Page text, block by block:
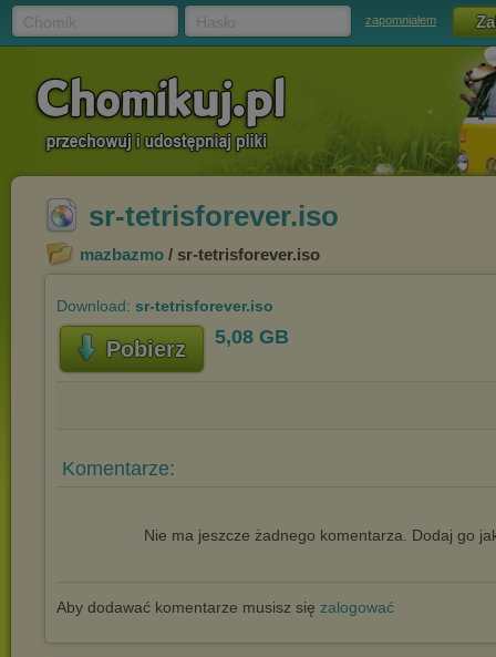
zapomniałem
sr-tetrisforever.iso
mazbazmo / sr-tetrisforever.iso
Download: sr-tetrisforever.iso
Pobierz 5,08 GB
Komentarze:
Nie ma jeszcze żadnego komentarza. Dodaj go
Aby dodawać komentarze musisz się zalogować